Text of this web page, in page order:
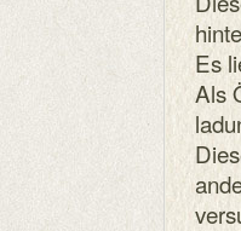
Es
Als